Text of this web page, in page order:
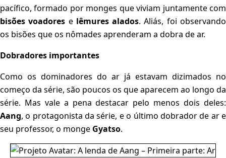
pacífico, formado por monges que viviam juntamente com
bisões voadores e lêmures alados. Aliás, foi observando
os bisões que os nômades aprenderam a dobra de ar.
Dobradores importantes
Como os dominadores do ar já estavam dizimados no
começo da série, são poucos os que aparecem ao longo da
série. Mas vale a pena destacar pelo menos dois deles:
Aang, o protagonista da série, e o último dobrador de ar e
seu professor, o monge Gyatso.